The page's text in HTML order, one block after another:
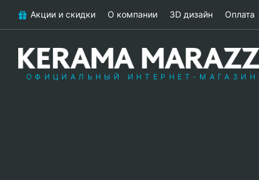
Акции и скидки О компании 3D дизайн Оплата
ОФИЦИАЛЬНЫЙ ИНТЕРНЕТ-МАГАЗИН